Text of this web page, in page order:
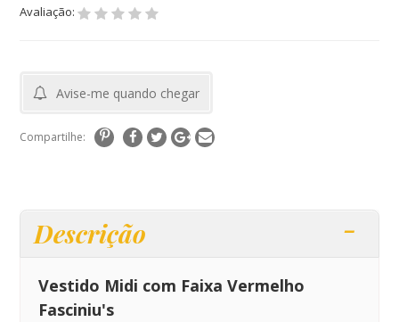
Avaliação:
Avise-me quando chegar
Compartilhe:
Descrição
Vestido Midi com Faixa Vermelho
Fasciniu's